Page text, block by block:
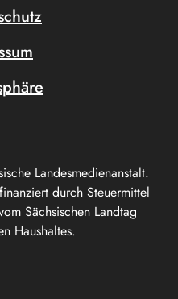
Landesmedienanstalt.
durch Steuermittel
Sächsischen Landtag
Haushaltes.